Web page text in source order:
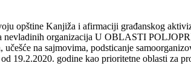
opštine Kanjiža i afirmaciji građanskog
nevladinih organizacija U OBLASTI
na sajmovima, podsticanje
19.2.2020. godine kao prioritetne oblasti za